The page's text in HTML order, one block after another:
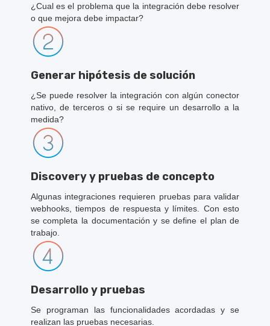
¿Cual es el problema que la integración debe resolver
o que mejora debe impactar?
Generar hipótesis de solución
¿Se puede resolver la integración con algún conector
nativo, de terceros o si se require un desarrollo a la
medida?
Discovery y pruebas de concepto
Algunas integraciones requieren pruebas para validar
webhooks, tiempos de respuesta y límites. Con esto
se completa la documentación y se define el plan de
trabajo.
Desarrollo y pruebas
Se programan las funcionalidades acordadas y se
realizan las pruebas necesarias.